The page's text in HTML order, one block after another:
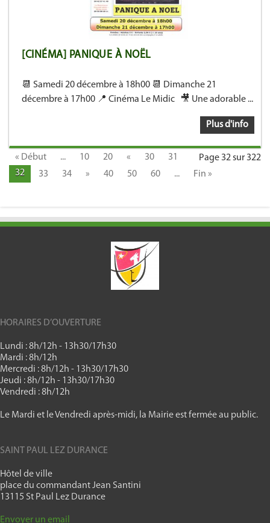
[CINÉMA] PANIQUE À NOËL
📆 Samedi 20 décembre à 18h00 📆 Dimanche 21
décembre à 17h00 📍 Cinéma Le Midic 🎥 Une adorable ...
Plus d'info
Page 32 sur 322
« Début ... 10 20 « 30
31
32
33 34 » 40 50 60 ... Fin »
HORAIRES D’OUVERTURE
Lundi : 8h/12h - 13h30/17h30
Mardi : 8h/12h
Mercredi : 8h/12h - 13h30/17h30
Jeudi : 8h/12h - 13h30/17h30
Vendredi : 8h/12h
Le Mardi et le Vendredi après-midi, la Mairie est fermée au public.
SAINT PAUL LEZ DURANCE
Hôtel de ville
place du commandant Jean Santini
13115 St Paul Lez Durance
Envoyer un email